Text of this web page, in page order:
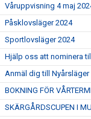
Våruppvisning 4 maj
Påsklovsläger 2024
Sportlovsläger 2024
Hjälp oss att nominera
Anmäl dig till Nyårsläger
BOKNING FÖR
SKÄRGÅRDSCUPEN I